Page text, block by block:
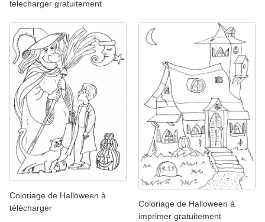
telecharger gratuitement
Coloriage de Halloween à
télécharger
Coloriage de Halloween à
imprimer gratuitement